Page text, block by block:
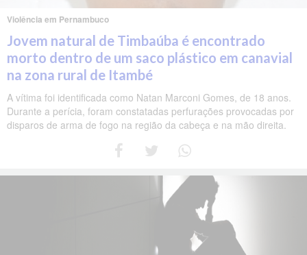
Violência em Pernambuco
Jovem natural de Timbaúba é encontrado
morto dentro de um saco plástico em canavial
na zona rural de Itambé
A vítima foi identificada como Natan Marconi Gomes, de 18 anos.
Durante a perícia, foram constatadas perfurações provocadas por
disparos de arma de fogo na região da cabeça e na mão direita.